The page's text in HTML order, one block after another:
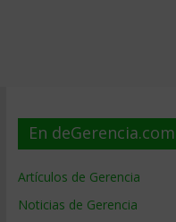
En deGerencia.com
Artículos de Gerencia
Noticias de Gerencia